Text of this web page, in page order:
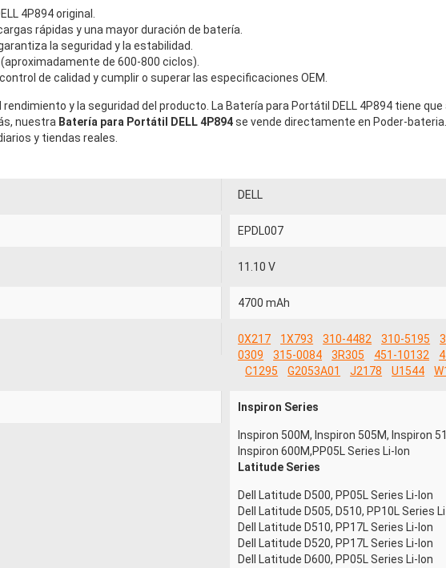
4P894 original.
rápidas y una mayor duración de batería.
la seguridad y la estabilidad.
de 600-800 ciclos).
de calidad y cumplir o superar las especificaciones OEM.
y la seguridad del producto. La Batería para Portátil DELL 4P894 tiene
nuestra Batería para Portátil DELL 4P894se vende directamente en Poder-
y tiendas reales.
DELL
EPDL007
11.10 V
4700 mAh
0X217 1X793 310-4482 310-5195
0309
315-0084 3R305 451-10132
C1295
G2053A01 J2178 U1544
Inspiron Series
Inspiron 500M, Inspiron 505M, Inspiron
Inspiron 600M,PP05L Series Li-Ion
Latitude Series
Dell Latitude D500, PP05L Series Li-Ion
Dell Latitude D505, D510, PP10L Series
Dell Latitude D510, PP17L Series Li-Ion
Dell Latitude D520, PP17L Series Li-Ion
Dell Latitude D600, PP05L Series Li-Ion